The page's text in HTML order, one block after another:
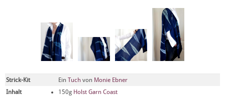
Strick-Kit Ein Tuch von Monie Ebner
Inhalt
150g Holst Garn Coast